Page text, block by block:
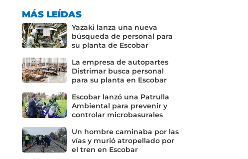
MÁS LEÍDAS
Yazaki lanza una nueva
búsqueda de personal para
su planta de Escobar
La empresa de autopartes
Distrimar busca personal
para su planta en Escobar
Escobar lanzó una Patrulla
Ambiental para prevenir y
controlar microbasurales
Un hombre caminaba por las
vías y murió atropellado por
el tren en Escobar